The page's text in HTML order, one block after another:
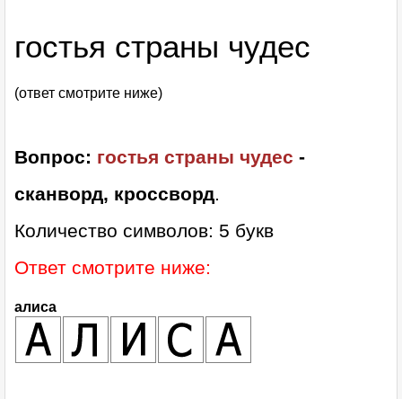
гостья страны чудес
(ответ смотрите ниже)
Вопрос: гостья страны чудес -
сканворд, кроссворд.
Количество символов: 5 букв
Ответ смотрите ниже:
алиса